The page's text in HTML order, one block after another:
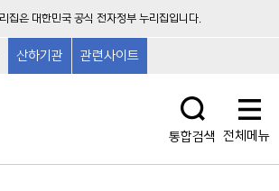
집은 대한민국 공식 전자정부 누리집입니다.
산하기관 관련사이트
통합검색 전체메뉴